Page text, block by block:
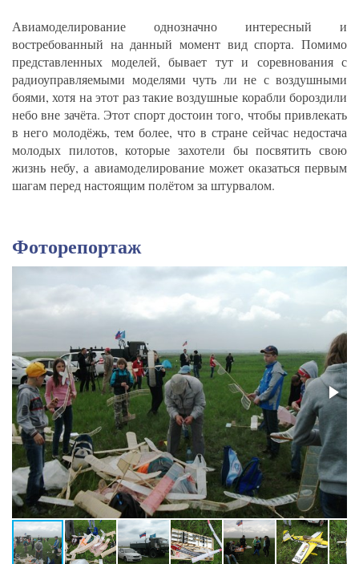
Авиамоделирование однозначно интересный и
востребованный на данный момент вид спорта. Помимо
представленных моделей, бывает тут и соревнования с
радиоуправляемыми моделями чуть ли не с воздушными
боями, хотя на этот раз такие воздушные корабли бороздили
небо вне зачёта. Этот спорт достоин того, чтобы привлекать
в него молодёжь, тем более, что в стране сейчас недостача
молодых пилотов, которые захотели бы посвятить свою
жизнь небу, а авиамоделирование может оказаться первым
шагам перед настоящим полётом за штурвалом.
Фоторепортаж